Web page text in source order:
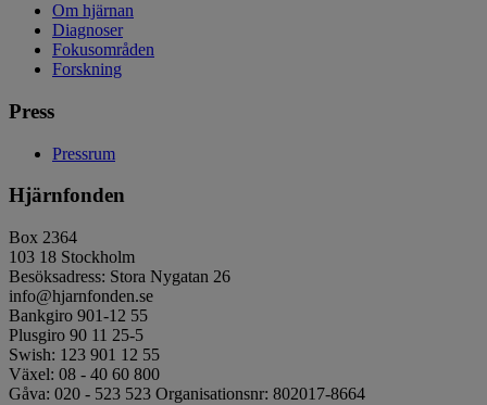
Om hjärnan
Diagnoser
Fokusområden
Forskning
Press
Pressrum
Hjärnfonden
Box 2364
103 18 Stockholm
Besöksadress: Stora Nygatan 26
info@hjarnfonden.se
Bankgiro 901-12 55
Plusgiro 90 11 25-5
Swish: 123 901 12 55
Växel: 08 - 40 60 800
Gåva: 020 - 523 523 Organisationsnr: 802017-8664